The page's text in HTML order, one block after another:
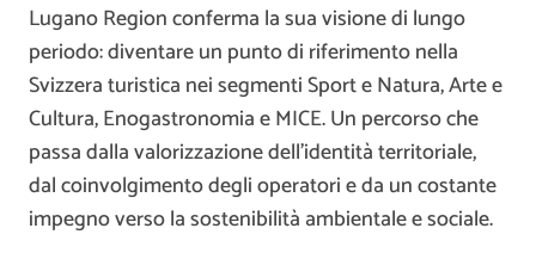
Lugano Region conferma la sua visione di lungo
periodo: diventare un punto di riferimento nella
Svizzera turistica nei segmenti Sport e Natura, Arte e
Cultura, Enogastronomia e MICE. Un percorso che
passa dalla valorizzazione dell’identità territoriale,
dal coinvolgimento degli operatori e da un costante
impegno verso la sostenibilità ambientale e sociale.